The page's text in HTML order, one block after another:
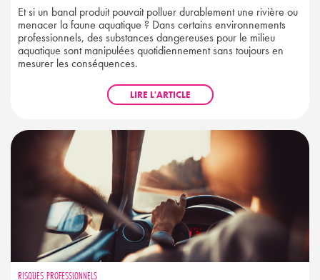
Et si un banal produit pouvait polluer durablement une rivière ou
menacer la faune aquatique ? Dans certains environnements
professionnels, des substances dangereuses pour le milieu
aquatique sont manipulées quotidiennement sans toujours en
mesurer les conséquences.
LIRE L'ARTICLE
RISQUES PROFESSIONNELS